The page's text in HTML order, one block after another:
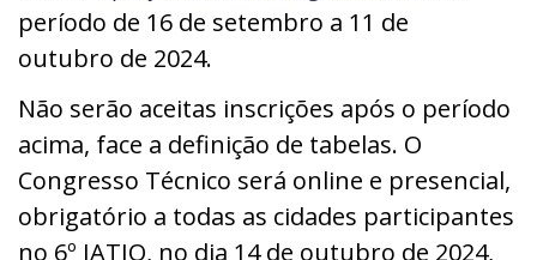
período de 16 de setembro a 11 de
outubro de 2024.
Não serão aceitas inscrições após o período
acima, face a definição de tabelas. O
Congresso Técnico será online e presencial,
obrigatório a todas as cidades participantes
no 6º JATIO, no dia 14 de outubro de 2024,